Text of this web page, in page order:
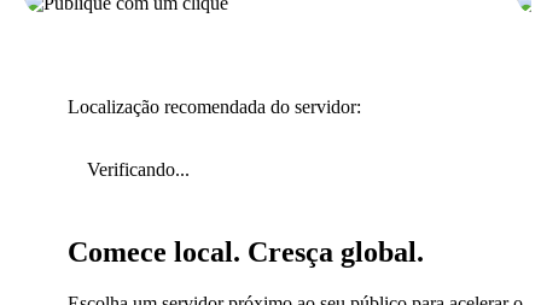
Localização recomendada do servidor:
Verificando...
Comece local. Cresça global.